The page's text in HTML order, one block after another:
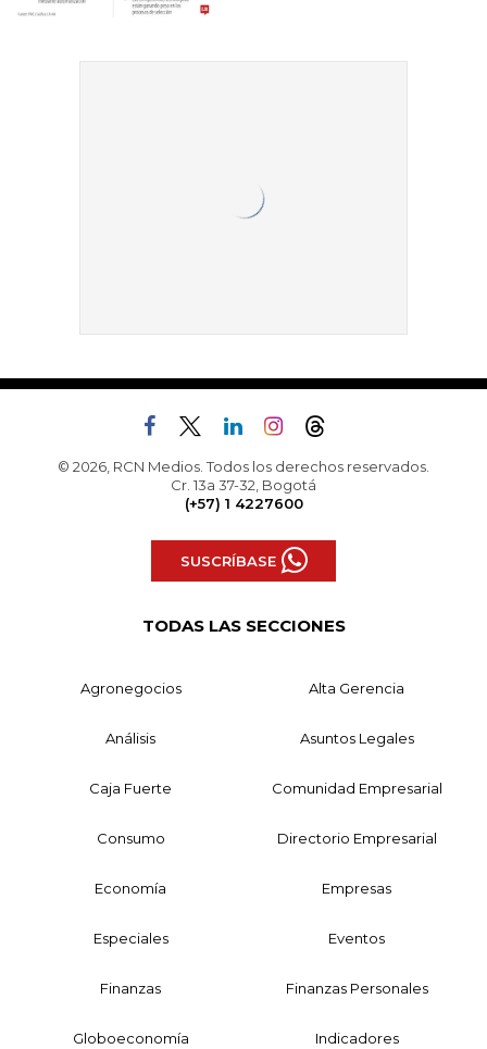
© 2026, RCN Medios. Todos los derechos reservados.
Cr. 13a 37-32, Bogotá
(+57) 1 4227600
SUSCRÍBASE
TODAS LAS SECCIONES
Agronegocios Alta Gerencia
Análisis Asuntos Legales
Caja Fuerte Comunidad Empresarial
Consumo Directorio Empresarial
Economía Empresas
Especiales Eventos
Finanzas Finanzas Personales
Globoeconomía Indicadores